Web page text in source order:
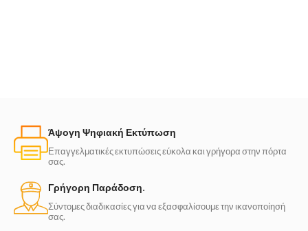
Άψογη Ψηφιακή Εκτύπωση
Επαγγελματικές εκτυπώσεις εύκολα και γρήγορα στην πόρτα
σας.
Γρήγορη Παράδοση.
Σύντομες διαδικασίες για να εξασφαλίσουμε την ικανοποίησή
σας.